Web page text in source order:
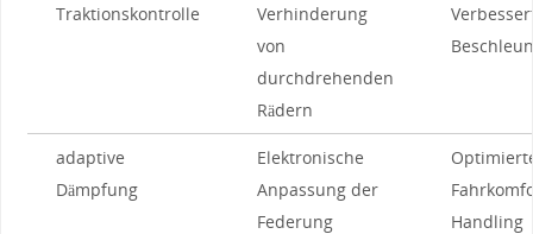
Traktionskontrolle
Verhinderung
von
durchdrehenden
Rädern
adaptive⁤
Dämpfung
Elektronische
Anpassung der
Federung
Handling